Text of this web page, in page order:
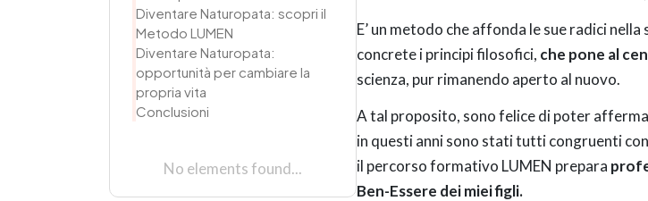
Diventare Naturopata: scopri il
Metodo LUMEN
Diventare Naturopata:
opportunità per cambiare la
propria vita
Conclusioni
No elements found...
E’ un metodo che affonda le sue radici
concrete i principi filosofici, che pone al
scienza, pur rimanendo aperto al nuovo.
A tal proposito, sono felice di poter
in questi anni sono stati tutti congruenti
il percorso formativo LUMEN prepara
Ben-Essere dei miei figli.